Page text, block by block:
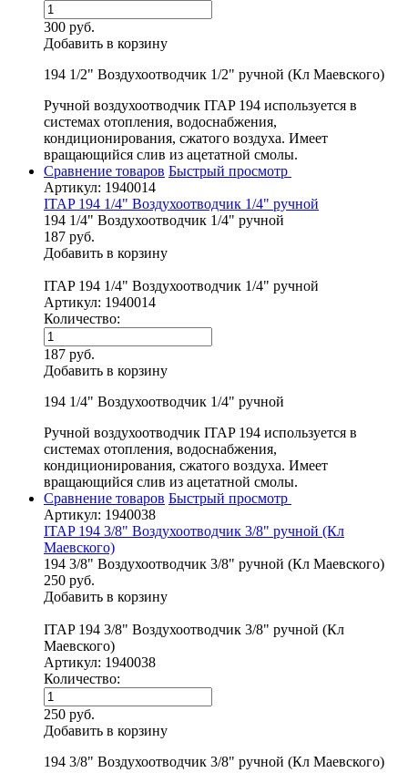
300 руб.
Добавить в корзину
194 1/2" Воздухоотводчик 1/2" ручной (Кл Маевского)
Ручной воздухоотводчик ITAP 194 используется в
системах отопления, водоснабжения,
кондиционирования, сжатого воздуха. Имеет
вращающийся слив из ацетатной смолы.
Сравнение товаров Быстрый просмотр
Артикул: 1940014
ITAP 194 1/4" Воздухоотводчик 1/4" ручной
194 1/4" Воздухоотводчик 1/4" ручной
187 руб.
Добавить в корзину
ITAP 194 1/4" Воздухоотводчик 1/4" ручной
Артикул: 1940014
Количество:
187 руб.
Добавить в корзину
194 1/4" Воздухоотводчик 1/4" ручной
Ручной воздухоотводчик ITAP 194 используется в
системах отопления, водоснабжения,
кондиционирования, сжатого воздуха. Имеет
вращающийся слив из ацетатной смолы.
Сравнение товаров Быстрый просмотр
Артикул: 1940038
ITAP 194 3/8" Воздухоотводчик 3/8" ручной (Кл
Маевского)
194 3/8" Воздухоотводчик 3/8" ручной (Кл Маевского)
250 руб.
Добавить в корзину
ITAP 194 3/8" Воздухоотводчик 3/8" ручной (Кл
Маевского)
Артикул: 1940038
Количество:
250 руб.
Добавить в корзину
194 3/8" Воздухоотводчик 3/8" ручной (Кл Маевского)